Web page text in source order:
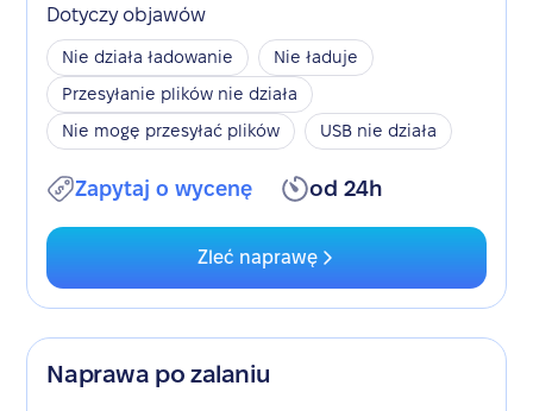
Dotyczy objawów
Nie działa ładowanie
Nie ładuje
Przesyłanie plików nie działa
Nie mogę przesyłać plików
USB nie działa
Zapytaj o wycenę od 24h
Zleć naprawę
Naprawa po zalaniu